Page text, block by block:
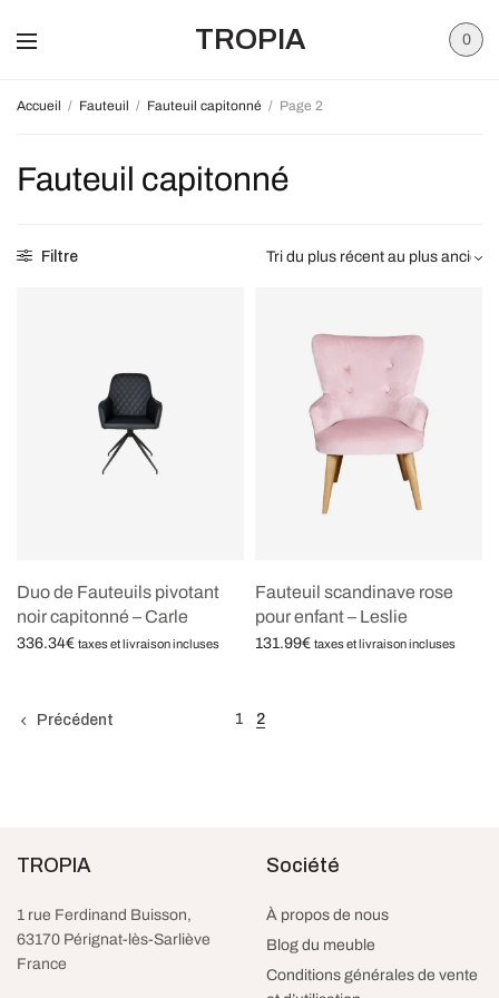
TROPIA 0
Accueil / Fauteuil / Fauteuil capitonné / Page 2
Fauteuil capitonné
Filtre
Duo de Fauteuils pivotant
noir capitonné – Carle
336.34€ taxes et livraison incluses
Fauteuil scandinave rose
pour enfant – Leslie
131.99€ taxes et livraison incluses
Précédent 1 2
TROPIA
1 rue Ferdinand Buisson,
63170 Pérignat-lès-Sarliève
France
Société
À propos de nous
Blog du meuble
Conditions générales de vente